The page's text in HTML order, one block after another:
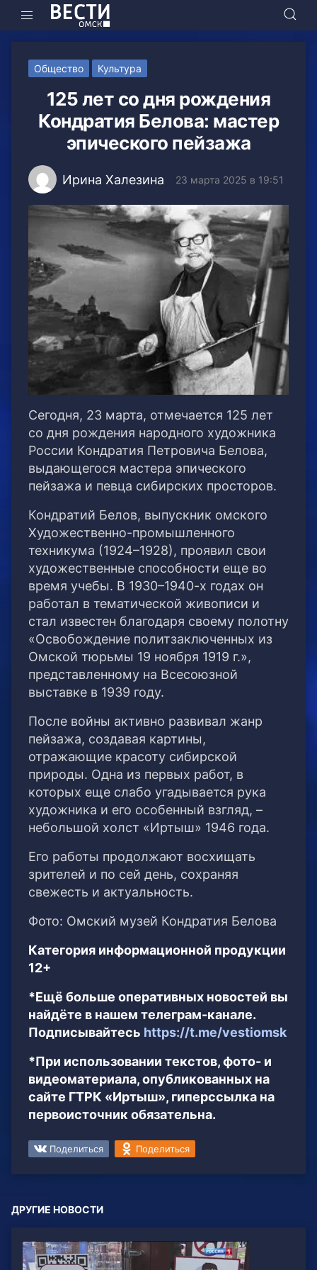
Общество Культура
125 лет со дня рождения
Кондратия Белова: мастер
эпического пейзажа
Ирина Халезина 23 марта 2025 в 19:51
Сегодня, 23 марта, отмечается 125 лет
со дня рождения народного художника
России Кондратия Петровича Белова,
выдающегося мастера эпического
пейзажа и певца сибирских просторов.
Кондратий Белов, выпускник омского
Художественно-промышленного
техникума (1924–1928), проявил свои
художественные способности еще во
время учебы. В 1930–1940-х годах он
работал в тематической живописи и
стал известен благодаря своему полотну
«Освобождение политзаключенных из
Омской тюрьмы 19 ноября 1919 г.»,
представленному на Всесоюзной
выставке в 1939 году.
После войны активно развивал жанр
пейзажа, создавая картины,
отражающие красоту сибирской
природы. Одна из первых работ, в
которых еще слабо угадывается рука
художника и его особенный взгляд, –
небольшой холст «Иртыш» 1946 года.
Его работы продолжают восхищать
зрителей и по сей день, сохраняя
свежесть и актуальность.
Фото: Омский музей Кондратия Белова
Категория информационной продукции
12+
*Ещё больше оперативных новостей вы
найдёте в нашем телеграм-канале.
Подписывайтесь https://t.me/vestiomsk
*При использовании текстов, фото- и
видеоматериала, опубликованных на
сайте ГТРК «Иртыш», гиперссылка на
первоисточник обязательна.
Поделиться Поделиться
ДРУГИЕ НОВОСТИ